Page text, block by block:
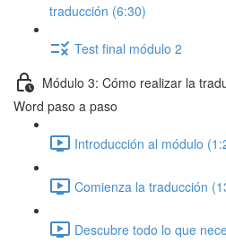
traducción (6:30)
Test final módulo 2
Módulo 3: Cómo realizar la
Word paso a paso
Introducción al módulo
Comienza la traducción
Descubre todo lo que